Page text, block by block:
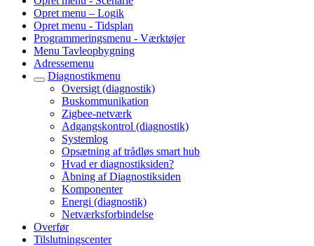
Opret menu – Logik
Opret menu - Tidsplan
Programmeringsmenu - Værktøjer
Menu Tavleopbygning
Adressemenu
Diagnostikmenu
Oversigt (diagnostik)
Buskommunikation
Zigbee-netværk
Adgangskontrol (diagnostik)
Systemlog
Opsætning af trådløs smart hub
Hvad er diagnostiksiden?
Åbning af Diagnostiksiden
Komponenter
Energi (diagnostik)
Netværksforbindelse
Overfør
Tilslutningscenter